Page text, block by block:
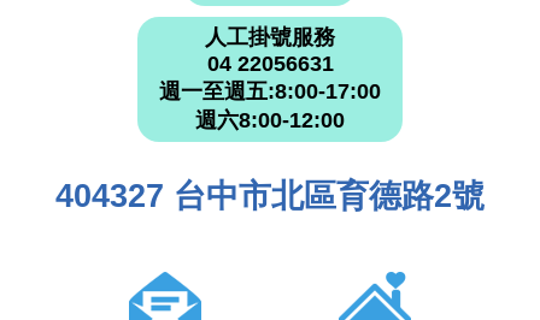
人工掛號服務
04 22056631
週一至週五:8:00-17:00
週六8:00-12:00
404327 台中市北區育德路2號